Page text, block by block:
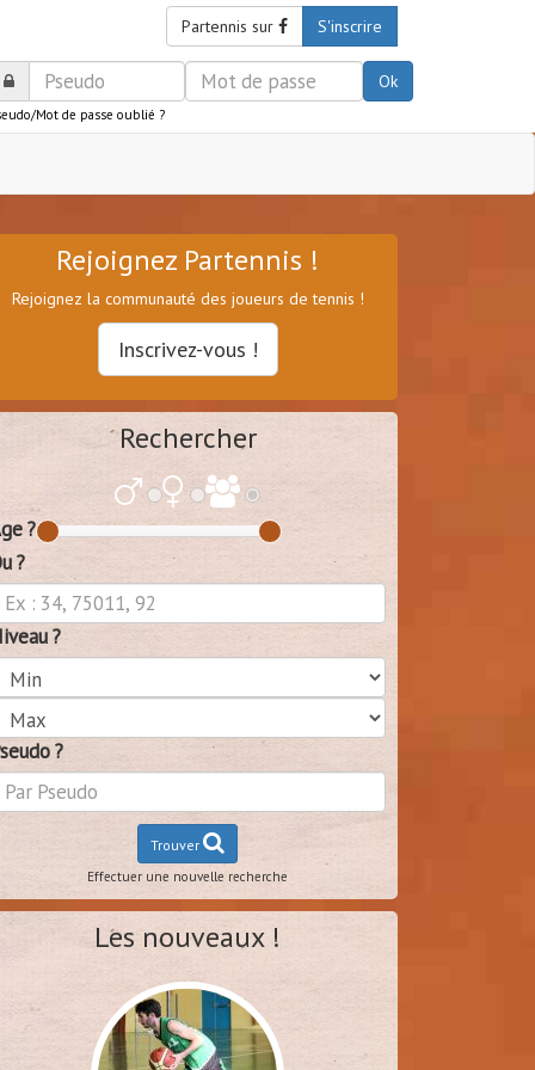
Partennis sur S'inscrire
Ok
Mot de passe oublié ?
Rejoignez Partennis !
Rejoignez la communauté des joueurs de tennis !
Inscrivez-vous !
Rechercher
?
?
?
?
Trouver
Effectuer une nouvelle recherche
Les nouveaux !